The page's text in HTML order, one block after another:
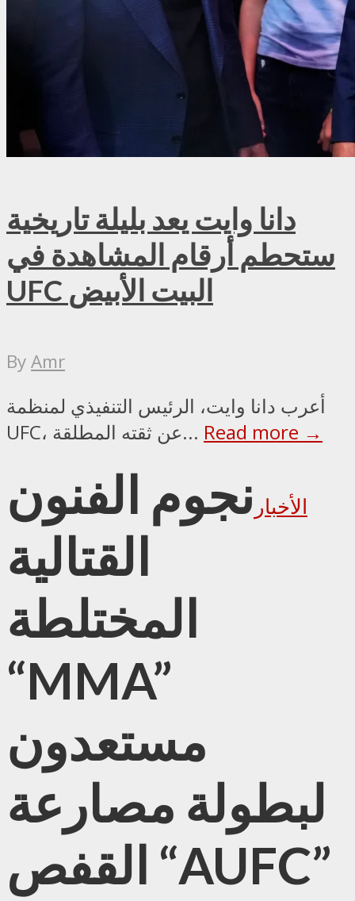
دانا وايت يعد بليلة تاريخية
ستحطم أرقام المشاهدة في
UFC البيت الأبيض
ByAmr
أعرب دانا وايت، الرئيس التنفيذي لمنظمة
UFC، عن ثقته المطلقة... Read more →
الأخبار نجوم الفنون
القتالية
المختلطة
“MMA”
مستعدون
لبطولة مصارعة
القفص “AUFC”